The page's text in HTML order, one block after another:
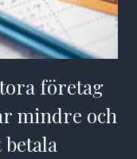
företag
mindre och